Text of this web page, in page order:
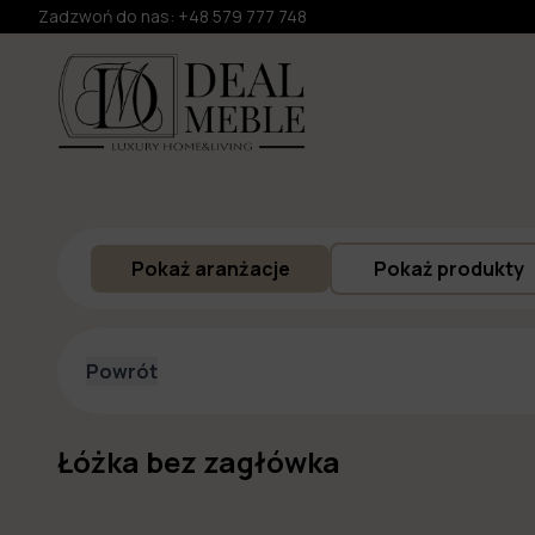
Zadzwoń do nas: +48 579 777 748
Pokaż aranżacje Pokaż produkty
Powrót
Łóżka bez zagłówka